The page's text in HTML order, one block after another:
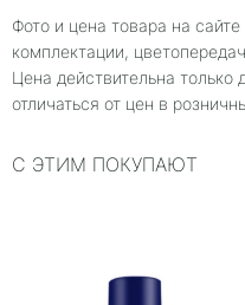
Фото и цена товара на
комплектации,
Цена действительна
отличаться от цен в
С ЭТИМ ПОКУПАЮТ